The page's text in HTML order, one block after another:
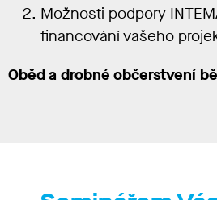
Možnosti podpory
financování vašeho
Oběd a drobné občerstvení